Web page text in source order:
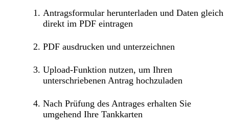
Antragsformular herunterladen und Daten gleich
direkt im PDF eintragen
PDF ausdrucken und unterzeichnen
Upload-Funktion nutzen, um Ihren
unterschriebenen Antrag hochzuladen
Nach Prüfung des Antrages erhalten Sie
umgehend Ihre Tankkarten